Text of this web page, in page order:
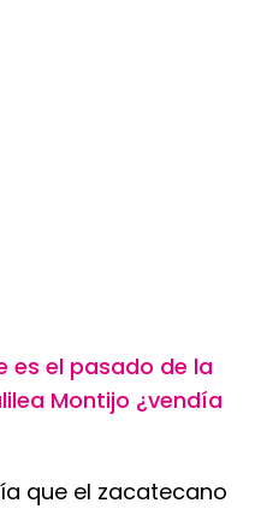
es el pasado de la
Montijo ¿vendía
que el zacatecano